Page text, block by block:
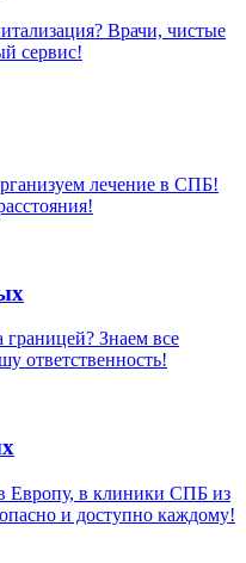
Врачи, чистые
сервис!
лечение в СПБ!
границей? Знаем все
ответственность!
Европу, в клиники СПБ из
и доступно каждому!